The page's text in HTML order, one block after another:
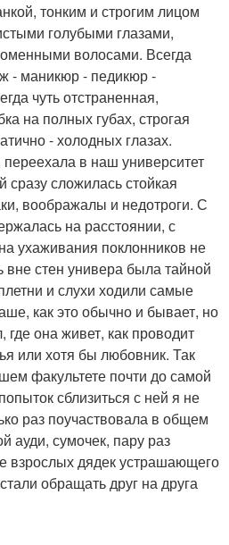
тонким и строгим лицом
голубыми глазами,
волосами. Всегда
- маникюр - педикюр -
чуть отстраненная,
на полных губах, строгая
- холодных глазах.
в наш университет
сразу сложилась стойкая
воображалы и недотроги. С
на расстоянии, с
ухаживания поклонников не
вне стен универа была тайной
и слухи ходили самые
как это обычно и бывает, но
где она живет, как проводит
или хотя бы любовник. Так
факультете почти до самой
сблизиться с ней я не
раз поучаствовала в общем
ауди, сумочек, пару раз
взрослых дядек устрашающего
обращать друг на друга